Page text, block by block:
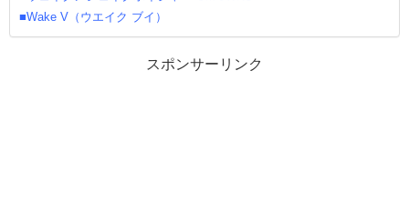
■Wake V（ウエイク ブイ）
スポンサーリンク